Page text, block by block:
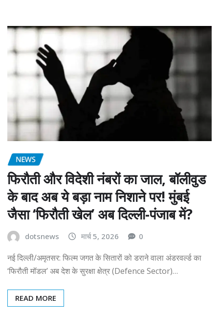
NEWS
फिरौती और विदेशी नंबरों का जाल, बॉलीवुड
के बाद अब ये बड़ा नाम निशाने पर! मुंबई
जैसा ‘फिरौती खेल’ अब दिल्ली-पंजाब में?
dotsnews मार्च 5, 2026 0
नई दिल्ली/अमृतसर: फिल्म जगत के सितारों को डराने वाला अंडरवर्ल्ड का
‘फिरौती मॉडल’ अब देश के सुरक्षा क्षेत्र (Defence Sector)…
READ MORE